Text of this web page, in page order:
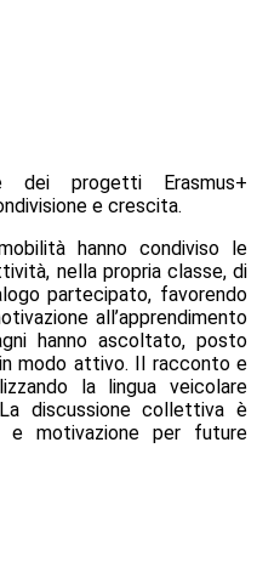
dei progetti Erasmus+
e crescita.
hanno condiviso le
nella propria classe, di
partecipato, favorendo
all’apprendimento
hanno ascoltato, posto
modo attivo. Il racconto e
la lingua veicolare
discussione collettiva è
e motivazione per future